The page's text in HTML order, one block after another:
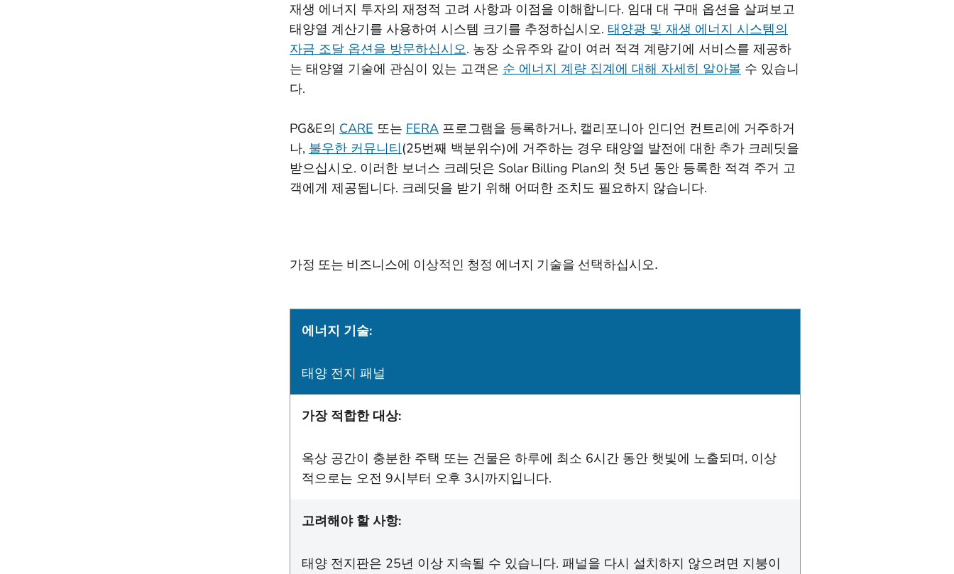
재생 에너지 투자의 재정적 고려 사항과 이점을 이해합니다. 임대 대 구매 옵션을 살펴보고
태양열 계산기를 사용하여 시스템 크기를 추정하십시오. 태양광 및 재생 에너지 시스템의
자금 조달 옵션을 방문하십시오. 농장 소유주와 같이 여러 적격 계량기에 서비스를 제공하
는 태양열 기술에 관심이 있는 고객은 순 에너지 계량 집계에 대해 자세히 알아볼 수 있습니
다.
PG&E의 CARE 또는 FERA 프로그램을 등록하거나, 캘리포니아 인디언 컨트리에 거주하거
나, 불우한 커뮤니티(25번째 백분위수)에 거주하는 경우 태양열 발전에 대한 추가 크레딧을
받으십시오. 이러한 보너스 크레딧은 Solar Billing Plan의 첫 5년 동안 등록한 적격 주거 고
객에게 제공됩니다. 크레딧을 받기 위해 어떠한 조치도 필요하지 않습니다.
가정 또는 비즈니스에 이상적인 청정 에너지 기술을 선택하십시오.
에너지 기술:
태양 전지 패널
가장 적합한 대상:
옥상 공간이 충분한 주택 또는 건물은 하루에 최소 6시간 동안 햇빛에 노출되며, 이상
적으로는 오전 9시부터 오후 3시까지입니다.
고려해야 할 사항:
태양 전지판은 25년 이상 지속될 수 있습니다. 패널을 다시 설치하지 않으려면 지붕이